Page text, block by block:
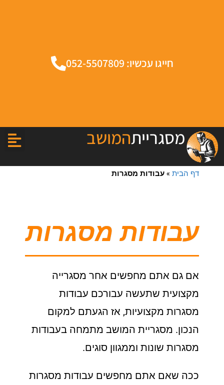
חייגו עכשיו: 052-5507809
מסגרייתהמושב
דף הבית » עבודות מסגרות
עבודות מסגרות
אם גם אתם מחפשים אחר מסגרייה
מקצועית שתעשה עבורכם עבודות
מסגרות מקצועיות, אז הגעתם למקום
הנכון. מסגריית המושב מתמחה בעבודות
מסגרות שונות וממגוון סוגים.
ככה שאם אתם מחפשים עבודות מסגרות